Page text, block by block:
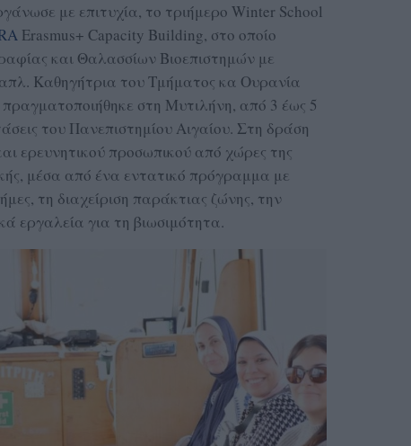
με επιτυχία, το τριήμερο Winter School
Erasmus+ Capacity Building, στο οποίο
και Θαλασσίων Βιοεπιστημών με
Καθηγήτρια του Τμήματος κα Ουρανία
στη Μυτιλήνη, από 3 έως 5
του Πανεπιστημίου Αιγαίου. Στη δράση
ερευνητικού προσωπικού από χώρες της
μέσα από ένα εντατικό πρόγραμμα με
τη διαχείριση παράκτιας ζώνης, την
εργαλεία για τη βιωσιμότητα.